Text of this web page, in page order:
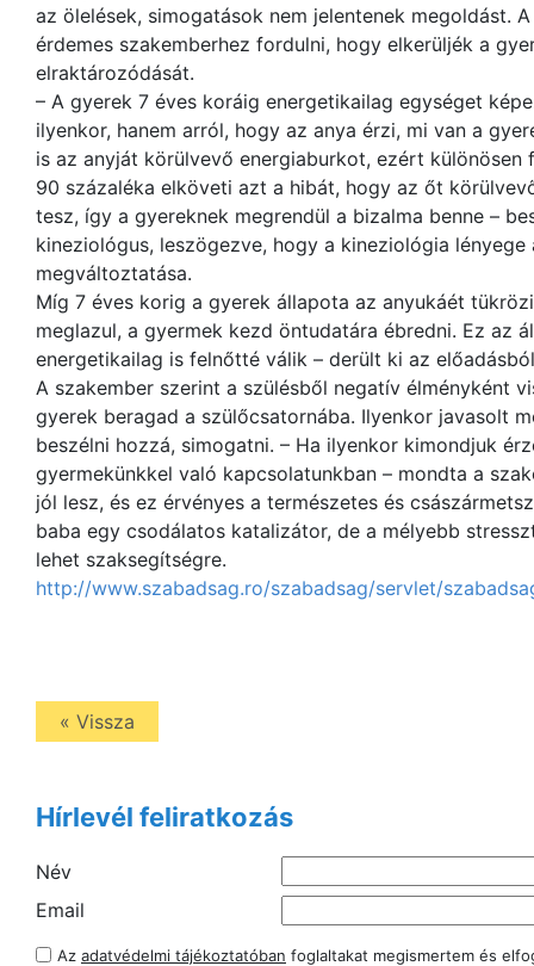
az ölelések, simogatások nem jelentenek megoldást.
érdemes szakemberhez fordulni, hogy elkerüljék a
elraktározódását.
– A gyerek 7 éves koráig energetikailag egységet
ilyenkor, hanem arról, hogy az anya érzi, mi van a
is az anyját körülvevő energiaburkot, ezért
90 százaléka elköveti azt a hibát, hogy az őt
tesz, így a gyereknek megrendül a bizalma benne –
kineziológus, leszögezve, hogy a kineziológia
megváltoztatása.
Míg 7 éves korig a gyerek állapota az anyukáét
meglazul, a gyermek kezd öntudatára ébredni. Ez az
energetikailag is felnőtté válik – derült ki az
A szakember szerint a szülésből negatív élményként
gyerek beragad a szülőcsatornába. Ilyenkor javasolt
beszélni hozzá, simogatni. – Ha ilyenkor kimondjuk
gyermekünkkel való kapcsolatunkban – mondta a
jól lesz, és ez érvényes a természetes és
baba egy csodálatos katalizátor, de a mélyebb
lehet szaksegítségre.
http://www.szabadsag.ro/szabadsag/servlet/
« Vissza
Hírlevél feliratkozás
Név
Email
Az adatvédelmi tájékoztatóban foglaltakat megismertem és